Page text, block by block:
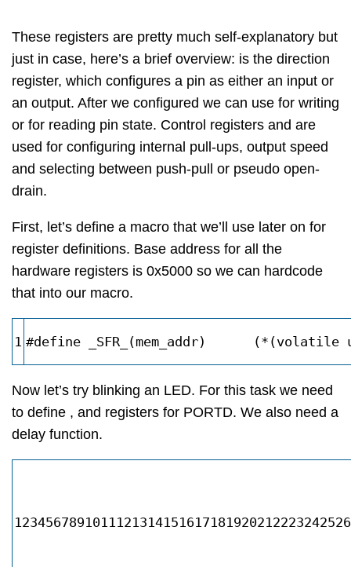
These registers are pretty much self-explanatory but
just in case, here’s a brief overview: is the direction
register, which configures a pin as either an input or
an output. After we configured we can use for writing
or for reading pin state. Control registers and are
used for configuring internal pull-ups, output speed
and selecting between push-pull or pseudo open-
drain.
First, let’s define a macro that we’ll use later on for
register definitions. Base address for all the
hardware registers is 0x5000 so we can hardcode
that into our macro.
1 #define _SFR_(mem_addr)      (*(volatile
Now let’s try blinking an LED. For this task we need
to define , and registers for PORTD. We also need a
delay function.